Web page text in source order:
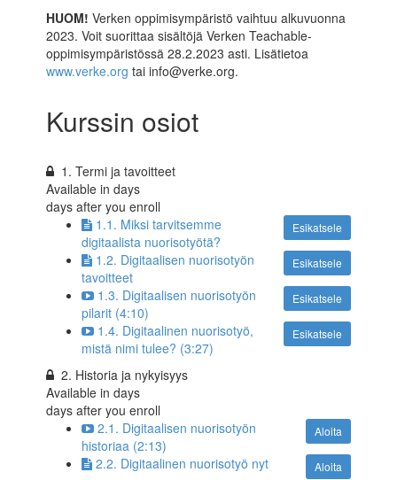
HUOM!Verken oppimisympäristö vaihtuu alkuvuonna
2023. Voit suorittaa sisältöjä Verken Teachable-
oppimisympäristössä 28.2.2023 asti. Lisätietoa
www.verke.org tai info@verke.org.
Kurssin osiot
1. Termi ja tavoitteet
Available indays
days after you enroll
Esikatsele
1.1. Miksi tarvitsemme
digitaalista nuorisotyötä?
Esikatsele
1.2. Digitaalisen nuorisotyön
tavoitteet
Esikatsele
1.3. Digitaalisen nuorisotyön
pilarit (4:10)
Esikatsele
1.4. Digitaalinen nuorisotyö,
mistä nimi tulee? (3:27)
2. Historia ja nykyisyys
Available indays
days after you enroll
Aloita
2.1. Digitaalisen nuorisotyön
historiaa (2:13)
Aloita
2.2. Digitaalinen nuorisotyö nyt